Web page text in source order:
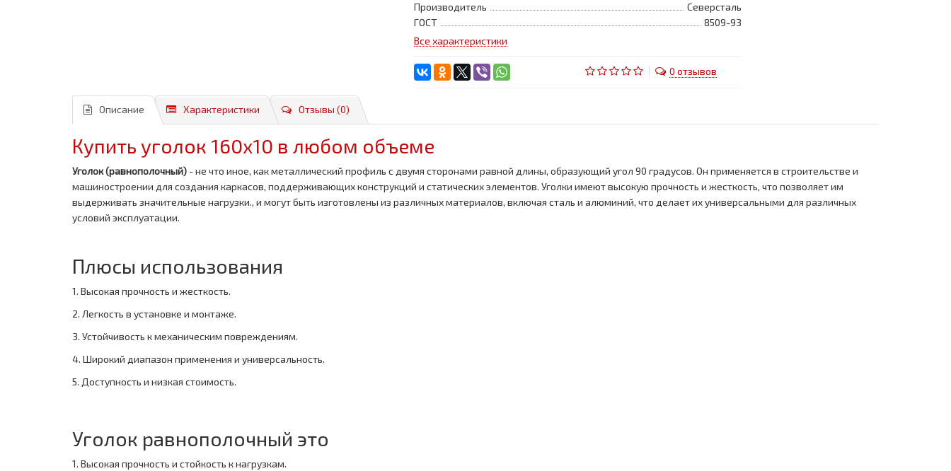
Производитель
Северсталь
ГОСТ
8509-93
Все характеристики
0 отзывов
Описание Характеристики Отзывы (0)
Купить уголок 160x10 в любом объеме
Уголок (равнополочный) - не что иное, как металлический профиль с двумя сторонами равной длины, образующий угол 90 градусов. Он применяется в строительстве и
машиностроении для создания каркасов, поддерживающих конструкций и статических элементов. Уголки имеют высокую прочность и жесткость, что позволяет им
выдерживать значительные нагрузки., и могут быть изготовлены из различных материалов, включая сталь и алюминий, что делает их универсальными для различных
условий эксплуатации.
Плюсы использования
1. Высокая прочность и жесткость.
2. Легкость в установке и монтаже.
3. Устойчивость к механическим повреждениям.
4. Широкий диапазон применения и универсальность.
5. Доступность и низкая стоимость.
Уголок равнополочный это
1. Высокая прочность и стойкость к нагрузкам.